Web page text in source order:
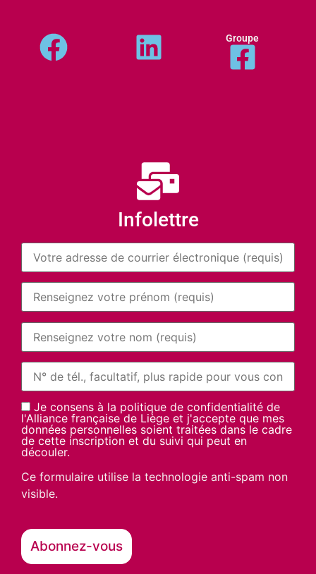
Groupe
Infolettre
Je consens à la politique de confidentialité de
l'Alliance française de Liège et j'accepte que mes
données personnelles soient traitées dans le cadre
de cette inscription et du suivi qui peut en
découler.
Ce formulaire utilise la technologie anti-spam non
visible.